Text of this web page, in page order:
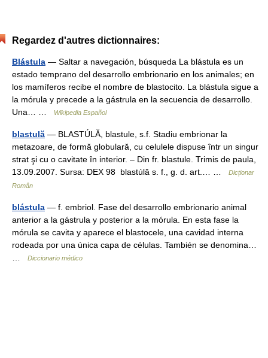
Regardez d'autres dictionnaires:
Blástula — Saltar a navegación, búsqueda La blástula es un
estado temprano del desarrollo embrionario en los animales; en
los mamíferos recibe el nombre de blastocito. La blástula sigue a
la mórula y precede a la gástrula en la secuencia de desarrollo.
Una… …
Wikipedia Español
blastulă — BLASTÚLĂ, blastule, s.f. Stadiu embrionar la
metazoare, de formă globulară, cu celulele dispuse într un singur
strat şi cu o cavitate în interior. – Din fr. blastule. Trimis de paula,
13.09.2007. Sursa: DEX 98 blastúlă s. f., g. d. art.… …
Dicționar
Român
blástula — f. embriol. Fase del desarrollo embrionario animal
anterior a la gástrula y posterior a la mórula. En esta fase la
mórula se cavita y aparece el blastocele, una cavidad interna
rodeada por una única capa de células. También se denomina…
Diccionario médico